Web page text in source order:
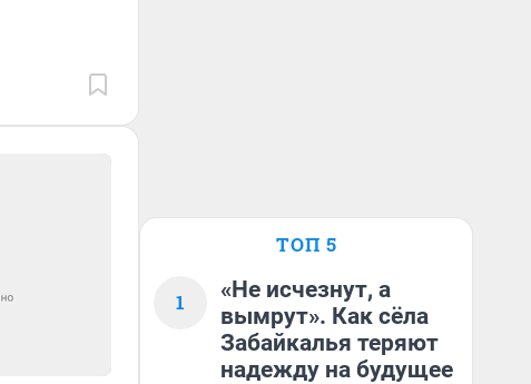
ТОП 5
1
«Не исчезнут, а
вымрут». Как сёла
Забайкалья теряют
надежду на будущее